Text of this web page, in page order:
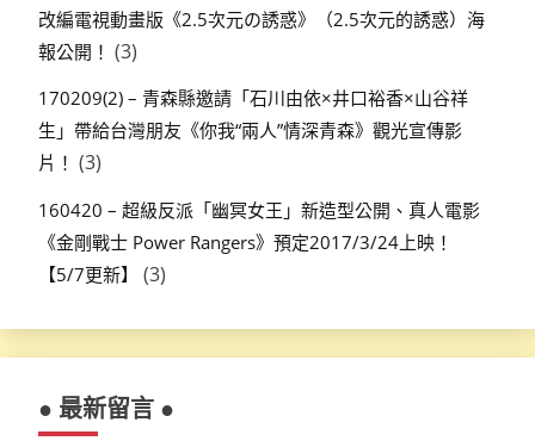
改編電視動畫版《2.5次元の誘惑》（2.5次元的誘惑）海
報公開！ (3)
170209(2) – 青森縣邀請「石川由依×井口裕香×山谷祥
生」帶給台灣朋友《你我“兩人”情深青森》觀光宣傳影
片！ (3)
160420 – 超級反派「幽冥女王」新造型公開、真人電影
《金剛戰士 Power Rangers》預定2017/3/24上映！
【5/7更新】
(3)
● 最新留言 ●